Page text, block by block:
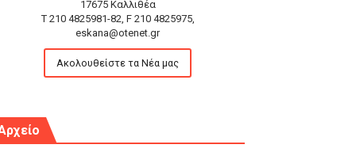
17675 Καλλιθέα
T 210 4825981-82, F 210 4825975,
eskana@otenet.gr
Ακολουθείστε τα Νέα μας